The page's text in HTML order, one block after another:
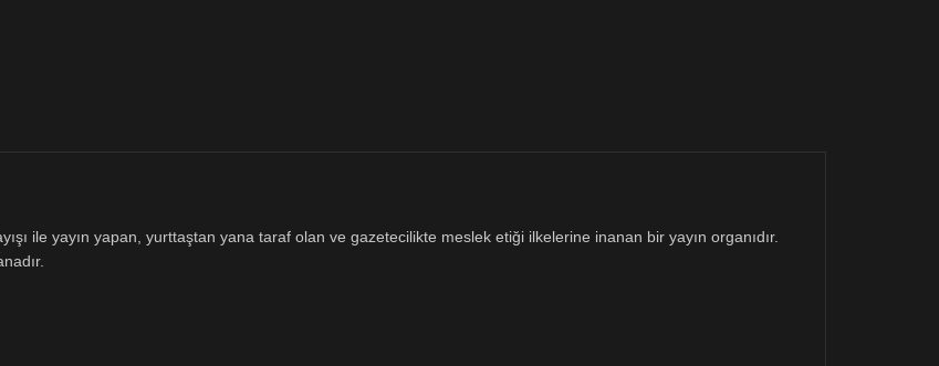
ile yayın yapan, yurttaştan yana taraf olan ve gazetecilikte meslek etiği ilkelerine inanan bir yayın organıdır.